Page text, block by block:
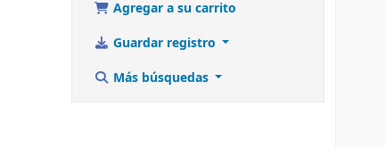
Agregar a su carrito
Guardar registro
Más búsquedas